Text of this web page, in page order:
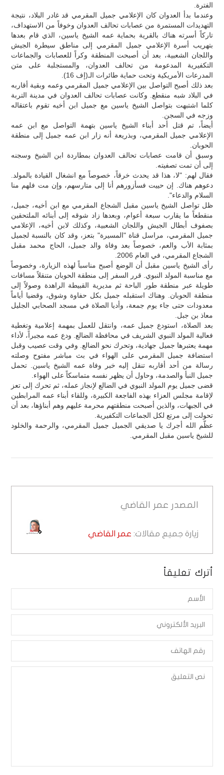
الفترة.
وعندما بدأ العدوان كان الإعلامي جميل المقرمي قد غادر البلاد، نتيجة
التهديدات المستمرة من عصابات تحالف العدوان وخوفاً من الاستهداف،
تاركاً أسرته هناك بالقرية بحماية عمه الشيخ ياسين، الذي قام بعدها
بتهريب أسرة الإعلامي جميل المقرمي إلى مناطق سيطرة الجيش
واللجان الشعبية، بعد أن أصبحت المنطقة وكراً للعصابات والجماعات
التكفيرية المدعومة من تحالف العدوان، والمستجلبة على متن
المدرعات الأمريكية وتحت حماية طائرات الـ(إف 16).
بعد ذلك أصبح التواصل بين الإعلامي جميل المقرمي وعمه وبقية أقاربه
في البلاد شبه منقطع. وكانت عصابات تحالف العدوان في مدينة التربة
كلما اشتبهت بتواصل الشيخ ياسين مع جميل ابن أخيه تقوم باعتقاله
وزجه في السجن.
أيضاً، تم قتل أحد أبناء الشيخ ياسين بتهمة التواصل مع ابن عمه
الإعلامي جميل المقرمي، وبذريعة أنه زار ابن عمه جميل إلى منطقة
الحوبان.
وسبق أن قامت عصابات تحالف العدوان بمطاردة ابن الشيخ وسجنه
إلى أن تمت تصفيته.
فقال لهم: "لا، هذا قد يحدث خرقاً، خصوصاً مع انشغال القيادة بالمولد.
دعوهم هناك. إن حييت فسأزورهم أنا إلى متارسهم، وإن مت فلهم منا
السلام والدعاء".
ظل تواصل الشيخ ياسين مقبل الشجاع المقرمي مع ابن أخيه، جميل،
منقطعاً ما يقارب سبعة أعوام، وبعدها زاد شوقه إلى أبنائه الملتحقين
بصفوف أبطال الجيش واللجان الشعبية، وكذلك لابن أخيه، الإعلامي
جميل المقرمي، مراسل قناة "المسيرة" بتعز، وقد كان بالنسبة لجميل
بمثابة الأب والعم، خصوصاً بعد وفاة والد جميل، الحاج محمد مقبل
الشجاع المقرمي، في العام 2006.
رأى الشيخ ياسين مقبل أن الوضع أصبح مناسباً لهذه الزيارة، وخصوصاً
مع مناسبة المولد النبوي. قرر السفر إلى منطقة الحوبان متنقلاً مسافات
طويلة عبر منطقة طور الباحة ثم مديرية القبيطة الراهدة وصولاً إلى
منطقة الحوبان. وهناك استقبله جميل بكل حفاوة وشوق، وقضيا أياماً
معدودات حتى جاء يوم جمعة، وأديا الصلاة في مسجد الصحابي الجليل
معاذ بن جبل.
بعد الصلاة، استودع جميل عمه، وانتقل للعمل بمهمة إعلامية وتغطية
فعالية المولد النبوي الشريف في محافظة الضالع. ودع عمه مجبراً، لأداء
مهمة يعتبرها جميل جهادية، وتحرك نحو الضالع. وفي وقت عصيب وقبل
استضافة جميل المقرمي على الهواء في بث مباشر مفتوح وصلته
رسالة من أحد أقاربه تنقل إليه خبر وفاة عمه الشيخ ياسين. تحمل
جميل النبأ والصدمة، وحاول أن يظهر نفسه متماسكاً على الهواء.
قضى جميل يوم المولد النبوي في الضالع لإنجاز عمله، ثم تحرك إلى تعز
لإقامة مجلس العزاء بهذه الفاجعة الكبيرة، وللقاء أبناء عمه المرابطين
في الجبهات، والذين أصبحت منطقتهم محرمة عليهم وهم أبناؤها، بعد أن
تحولت إلى مرتع لكل الجماعات التكفيرية.
عظّم الله أجرك يا صديقي الجميل جميل المقرمي، والرحمة والخلود
للشيخ ياسين مقبل المقرمي.
المصدر عمر القاضي
زيارة جميع مقالات: عمر القاضي
أترك تعليقاً